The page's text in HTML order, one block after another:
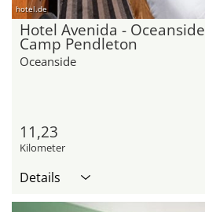
hotel.de
Hotel Avenida - Oceanside
Camp Pendleton
Oceanside
11,23
Kilometer
Details